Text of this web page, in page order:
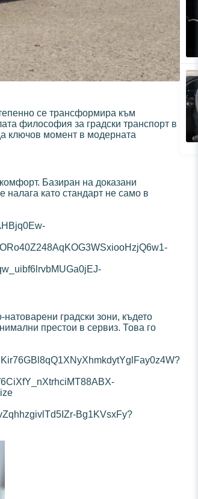
се трансформира към
философия за градски транспорт в
ключов момент в модерната
Базиран на доказани
като стандарт не само в
градски зони, където
престои в сервиз. Това го